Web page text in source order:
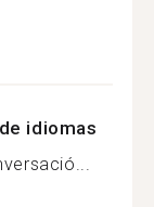
idiomas